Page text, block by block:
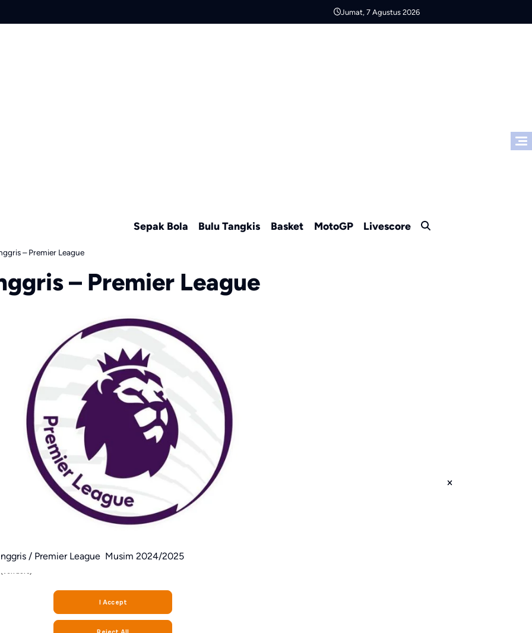
Jumat, 7 Agustus 2026
Sepak Bola Bulu Tangkis Basket MotoGP Livescore
– Premier League
– Premier League
/ Premier League Musim 2024/2025